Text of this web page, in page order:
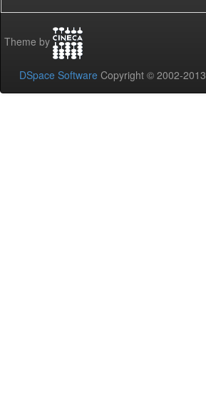
Theme by
DSpace Software Copyright © 2002-2013